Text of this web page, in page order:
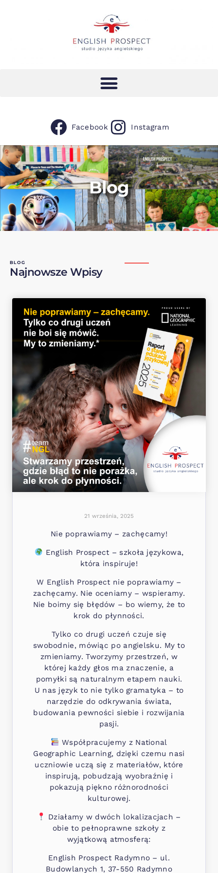
Facebook Instagram
Blog
BLOG
Najnowsze Wpisy
21 września, 2025
Nie poprawiamy – zachęcamy!
English Prospect – szkoła językowa,
która inspiruje!
W English Prospect nie poprawiamy –
zachęcamy. Nie oceniamy – wspieramy.
Nie boimy się błędów – bo wiemy, że to
krok do płynności.
Tylko co drugi uczeń czuje się
swobodnie, mówiąc po angielsku. My to
zmieniamy. Tworzymy przestrzeń, w
której każdy głos ma znaczenie, a
pomyłki są naturalnym etapem nauki.
U nas język to nie tylko gramatyka – to
narzędzie do odkrywania świata,
budowania pewności siebie i rozwijania
pasji.
Współpracujemy z National
Geographic Learning, dzięki czemu nasi
uczniowie uczą się z materiałów, które
inspirują, pobudzają wyobraźnię i
pokazują piękno różnorodności
kulturowej.
Działamy w dwóch lokalizacjach –
obie to pełnoprawne szkoły z
wyjątkową atmosferą:
English Prospect Radymno – ul.
Budowlanych 1, 37-550 Radymno